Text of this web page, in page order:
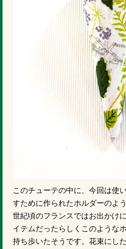
このチューテの中に、今回は使
すために作られたホルダーのよ
世紀頃のフランスではお出かけ
イテムだったらしくこのような
持ち歩いたそうです。花束にし